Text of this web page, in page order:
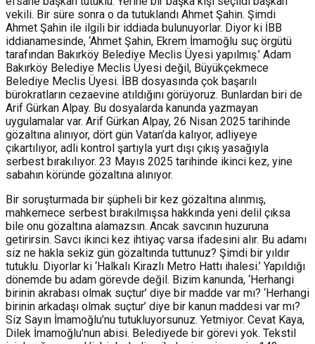
vekili. Bir süre sonra o da tutuklandı Ahmet Şahin. Şimdi
Ahmet Şahin ile ilgili bir iddiada bulunuyorlar. Diyor ki İBB
iddianamesinde, ‘Ahmet Şahin, Ekrem İmamoğlu suç örgütü
tarafından Bakırköy Belediye Meclis Üyesi yapılmış.’ Adam
Bakırköy Belediye Meclis Üyesi değil, Büyükçekmece
Belediye Meclis Üyesi. İBB dosyasında çok başarılı
bürokratların cezaevine atıldığını görüyoruz. Bunlardan biri de
Arif Gürkan Alpay. Bu dosyalarda kanunda yazmayan
uygulamalar var. Arif Gürkan Alpay, 26 Nisan 2025 tarihinde
gözaltına alınıyor, dört gün Vatan’da kalıyor, adliyeye
çıkartılıyor, adli kontrol şartıyla yurt dışı çıkış yasağıyla
serbest bırakılıyor. 23 Mayıs 2025 tarihinde ikinci kez, yine
sabahın köründe gözaltına alınıyor.
Bir soruşturmada bir şüpheli bir kez gözaltına alınmış,
mahkemece serbest bırakılmışsa hakkında yeni delil çıksa
bile onu gözaltına alamazsın. Ancak savcının huzuruna
getirirsin. Savcı ikinci kez ihtiyaç varsa ifadesini alır. Bu adamı
siz ne hakla sekiz gün gözaltında tuttunuz? Şimdi bir yıldır
tutuklu. Diyorlar ki ‘Halkalı Kirazlı Metro Hattı ihalesi.’ Yapıldığı
dönemde bu adam görevde değil. Bizim kanunda, ‘Herhangi
birinin akrabası olmak suçtur’ diye bir madde var mı? ‘Herhangi
birinin arkadaşı olmak suçtur’ diye bir kanun maddesi var mı?
Siz Sayın İmamoğlu’nu tutukluyorsunuz. Yetmiyor. Cevat Kaya,
Dilek İmamoğlu'nun abisi. Belediyede bir görevi yok. Tekstil